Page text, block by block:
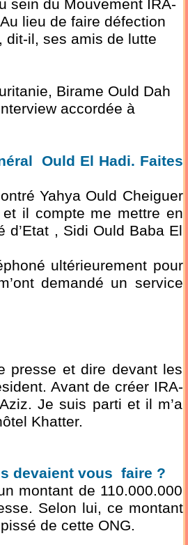
sein du Mouvement IRA-
lieu de faire défection
dit-il, ses amis de lutte
Birame Ould Dah
accordée à
Ould El Hadi. Faites
Yahya Ould Cheiguer
et il compte me mettre en
, Sidi Ould Baba El
ultérieurement pour
demandé un service
presse et dire devant les
Avant de créer IRA-
Je suis parti et il m’a
Khatter.
devaient vous faire ?
montant de 110.000.000
Selon lui, ce montant
de cette ONG.